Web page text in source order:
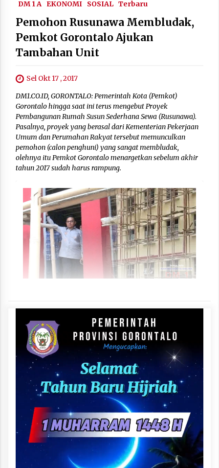
DM 1 A EKONOMI SOSIAL Terbaru
Pemohon Rusunawa Membludak,
Pemkot Gorontalo Ajukan
Tambahan Unit
Sel Okt 17 , 2017
DM1.CO.ID, GORONTALO: Pemerintah Kota (Pemkot)
Gorontalo hingga saat ini terus mengebut Proyek
Pembangunan Rumah Susun Sederhana Sewa (Rusunawa).
Pasalnya, proyek yang berasal dari Kementerian Pekerjaan
Umum dan Perumahan Rakyat tersebut memunculkan
pemohon (calon penghuni) yang sangat membludak,
olehnya itu Pemkot Gorontalo menargetkan sebelum akhir
tahun 2017 sudah harus rampung.